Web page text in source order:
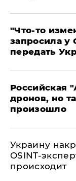
​"Что-то
запросила
передать
​Российская
дронов, но
произошло
​Украину
OSINT-
происходит